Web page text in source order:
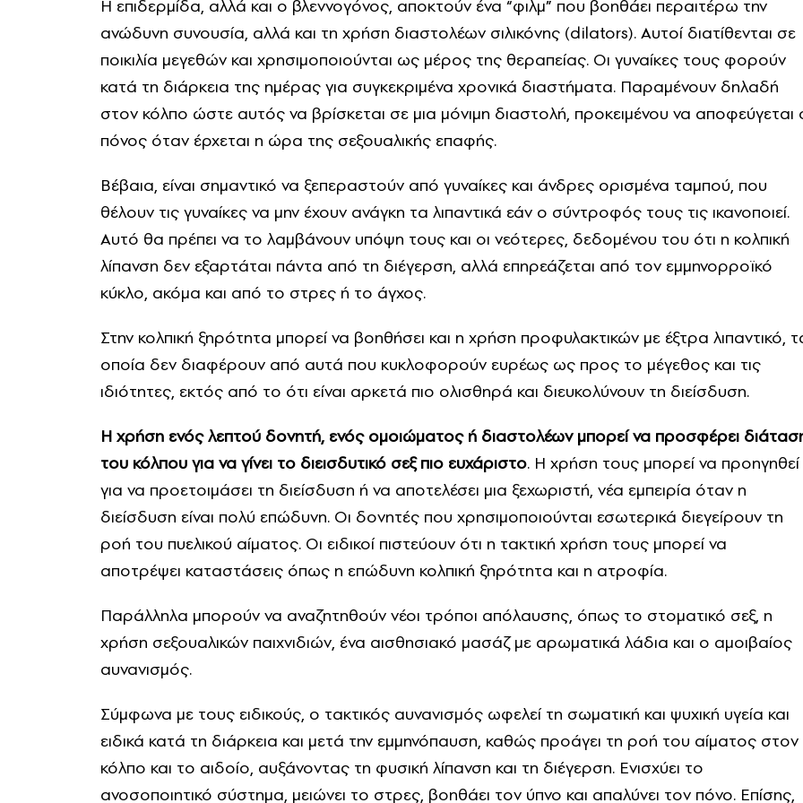
Η επιδερμίδα, αλλά και ο βλεννογόνος, αποκτούν ένα “φιλμ” που βοηθάει περαιτέρω την
ανώδυνη συνουσία, αλλά και τη χρήση διαστολέων σιλικόνης (dilators). Αυτοί διατίθενται σε
ποικιλία μεγεθών και χρησιμοποιούνται ως μέρος της θεραπείας. Οι γυναίκες τους φορούν
κατά τη διάρκεια της ημέρας για συγκεκριμένα χρονικά διαστήματα. Παραμένουν δηλαδή
στον κόλπο ώστε αυτός να βρίσκεται σε μια μόνιμη διαστολή, προκειμένου να αποφεύγεται
πόνος όταν έρχεται η ώρα της σεξουαλικής επαφής.
Βέβαια, είναι σημαντικό να ξεπεραστούν από γυναίκες και άνδρες ορισμένα ταμπού, που
θέλουν τις γυναίκες να μην έχουν ανάγκη τα λιπαντικά εάν ο σύντροφός τους τις ικανοποιεί.
Αυτό θα πρέπει να το λαμβάνουν υπόψη τους και οι νεότερες, δεδομένου του ότι η κολπική
λίπανση δεν εξαρτάται πάντα από τη διέγερση, αλλά επηρεάζεται από τον εμμηνορροϊκό
κύκλο, ακόμα και από το στρες ή το άγχος.
Στην κολπική ξηρότητα μπορεί να βοηθήσει και η χρήση προφυλακτικών με έξτρα λιπαντικό,
οποία δεν διαφέρουν από αυτά που κυκλοφορούν ευρέως ως προς το μέγεθος και τις
ιδιότητες, εκτός από το ότι είναι αρκετά πιο ολισθηρά και διευκολύνουν τη διείσδυση.
Η χρήση ενός λεπτού δονητή, ενός ομοιώματος ή διαστολέων μπορεί να προσφέρει
του κόλπου για να γίνει το διεισδυτικό σεξ πιο ευχάριστο. Η χρήση τους μπορεί να προηγηθεί
για να προετοιμάσει τη διείσδυση ή να αποτελέσει μια ξεχωριστή, νέα εμπειρία όταν η
διείσδυση είναι πολύ επώδυνη. Οι δονητές που χρησιμοποιούνται εσωτερικά διεγείρουν τη
ροή του πυελικού αίματος. Οι ειδικοί πιστεύουν ότι η τακτική χρήση τους μπορεί να
αποτρέψει καταστάσεις όπως η επώδυνη κολπική ξηρότητα και η ατροφία.
Παράλληλα μπορούν να αναζητηθούν νέοι τρόποι απόλαυσης, όπως το στοματικό σεξ, η
χρήση σεξουαλικών παιχνιδιών, ένα αισθησιακό μασάζ με αρωματικά λάδια και ο αμοιβαίος
αυνανισμός.
Σύμφωνα με τους ειδικούς, ο τακτικός αυνανισμός ωφελεί τη σωματική και ψυχική υγεία και
ειδικά κατά τη διάρκεια και μετά την εμμηνόπαυση, καθώς προάγει τη ροή του αίματος στον
κόλπο και το αιδοίο, αυξάνοντας τη φυσική λίπανση και τη διέγερση. Ενισχύει το
ανοσοποιητικό σύστημα, μειώνει το στρες, βοηθάει τον ύπνο και απαλύνει τον πόνο. Επίσης,